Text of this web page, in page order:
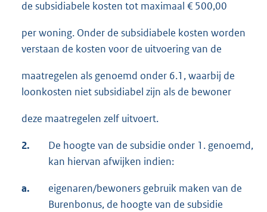
de subsidiabele kosten tot maximaal € 500,00
per woning. Onder de subsidiabele kosten worden
verstaan de kosten voor de uitvoering van de
maatregelen als genoemd onder 6.1, waarbij de
loonkosten niet subsidiabel zijn als de bewoner
deze maatregelen zelf uitvoert.
2.
De hoogte van de subsidie onder 1. genoemd,
kan hiervan afwijken indien:
a.
eigenaren/bewoners gebruik maken van de
Burenbonus, de hoogte van de subsidie